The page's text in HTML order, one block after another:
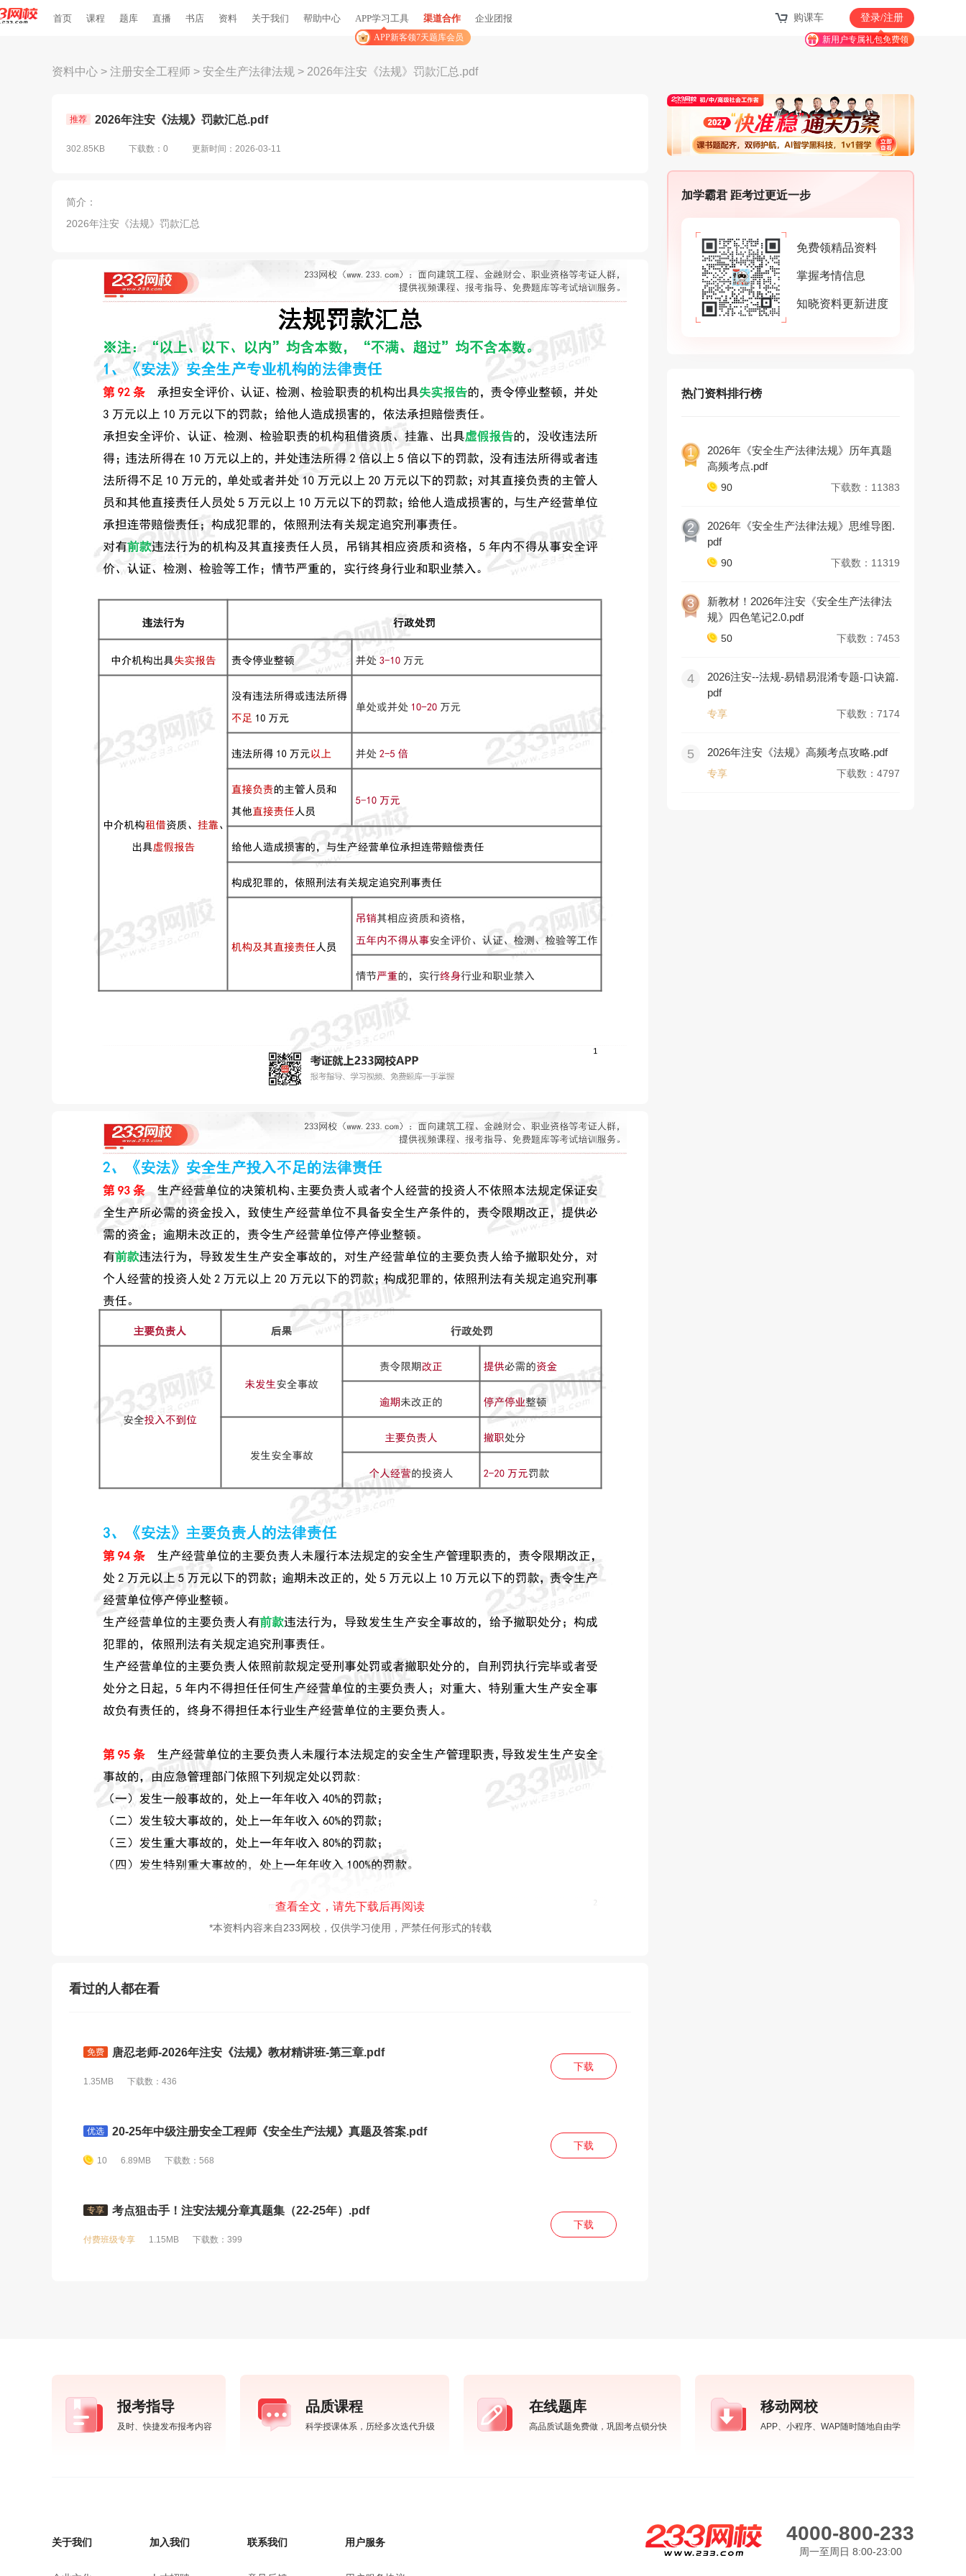
首页 课程 题库 直播 书店 资料 关于我们 帮助中心 APP学习工具
APP新客领7天题库会员
渠道合作 企业团报 购课车 登录/注册
新用户专属礼包免费领
资料中心 > 注册安全工程师 > 安全生产法律法规 > 2026年注安《法规》罚款汇总.pdf
推荐 2026年注安《法规》罚款汇总.pdf
302.85KB 下载数：0 更新时间：2026-03-11
简介：
2026年注安《法规》罚款汇总
查看全文，请先下载后再阅读
*本资料内容来自233网校，仅供学习使用，严禁任何形式的转载
看过的人都在看
免费 唐忍老师-2026年注安《法规》教材精讲班-第三章.pdf
1.35MB 下载数：436
下载
优选 20-25年中级注册安全工程师《安全生产法规》真题及答案.pdf
10 6.89MB 下载数：568
下载
专享 考点狙击手！注安法规分章真题集（22-25年）.pdf
付费班级专享 1.15MB 下载数：399
下载
加学霸君 距考过更近一步
免费领精品资料
掌握考情信息
知晓资料更新进度
热门资料排行榜
1
2026年《安全生产法律法规》历年真题
高频考点.pdf
90 下载数：11383
2
2026年《安全生产法律法规》思维导图.
pdf
90 下载数：11319
3
新教材！2026年注安《安全生产法律法
规》四色笔记2.0.pdf
50 下载数：7453
4
2026注安--法规-易错易混淆专题-口诀篇.
pdf
专享 下载数：7174
5 2026年注安《法规》高频考点攻略.pdf
专享 下载数：4797
报考指导
及时、快捷发布报考内容
品质课程
科学授课体系，历经多次迭代升级
在线题库
高品质试题免费做，巩固考点锁分快
移动网校
APP、小程序、WAP随时随地自由学
关于我们 加入我们 联系我们 用户服务 4000-800-233
周一至周日 8:00-23:00